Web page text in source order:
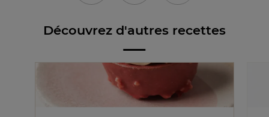
Découvrez d'autres recettes